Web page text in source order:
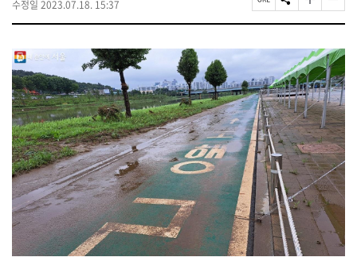
통
포
수정일 2023.07.18. 15:37 페
이
U
L
복
사
S
N
공
유
하
기
글
자
기
크
게
변
경
하
기
글
자
기
작
게
변
경
하
기